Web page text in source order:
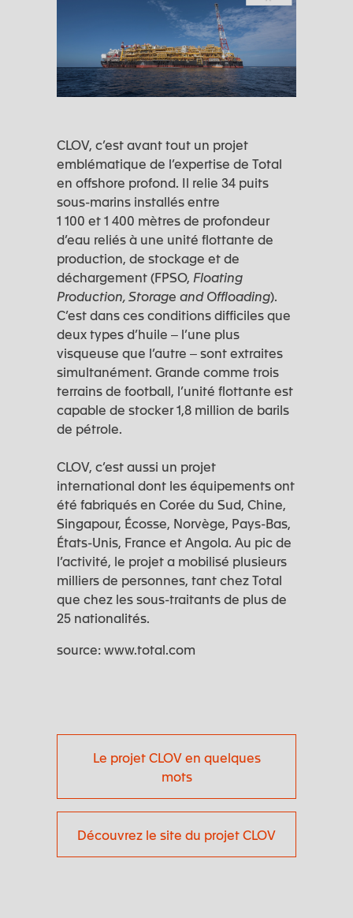
CLOV, c’est avant tout un projet
emblématique de l’expertise de Total
en offshore profond. Il relie 34 puits
sous-marins installés entre
1 100 et 1 400 mètres de profondeur
d’eau reliés à une unité flottante de
production, de stockage et de
déchargement (FPSO, Floating
Production, Storage and Offloading).
C’est dans ces conditions difficiles que
deux types d’huile ‒ l’une plus
visqueuse que l’autre ‒ sont extraites
simultanément. Grande comme trois
terrains de football, l’unité flottante est
capable de stocker 1,8 million de barils
de pétrole.
CLOV, c’est aussi un projet
international dont les équipements ont
été fabriqués en Corée du Sud, Chine,
Singapour, Écosse, Norvège, Pays-Bas,
États-Unis, France et Angola. Au pic de
l’activité, le projet a mobilisé plusieurs
milliers de personnes, tant chez Total
que chez les sous-traitants de plus de
25 nationalités.
source: www.total.com
Le projet CLOV en quelques
mots
Découvrez le site du projet CLOV